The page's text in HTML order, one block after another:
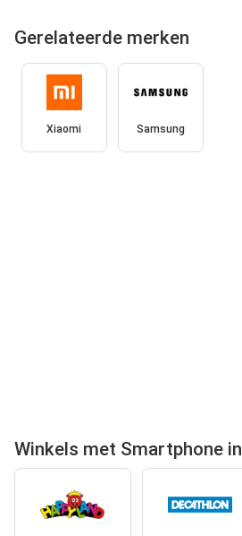
Gerelateerde merken
Xiaomi Samsung
Winkels met Smartphone